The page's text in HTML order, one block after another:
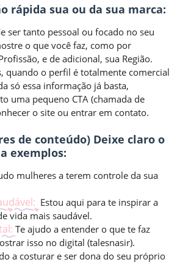
rápida sua ou da sua marca:
ser tanto pessoal ou focado no seu
o que você faz, como por
e de adicional, sua Região.
quando o perfil é totalmente comercial
só essa informação já basta,
uma pequeno CTA (chamada de
o site ou entrar em contato.
de conteúdo) Deixe claro o
exemplos:
mulheres a terem controle da sua
Estou aqui para te inspirar a
vida mais saudável.
Te ajudo a entender o que te faz
isso no digital (talesnasir).
a costurar e ser dona do seu próprio